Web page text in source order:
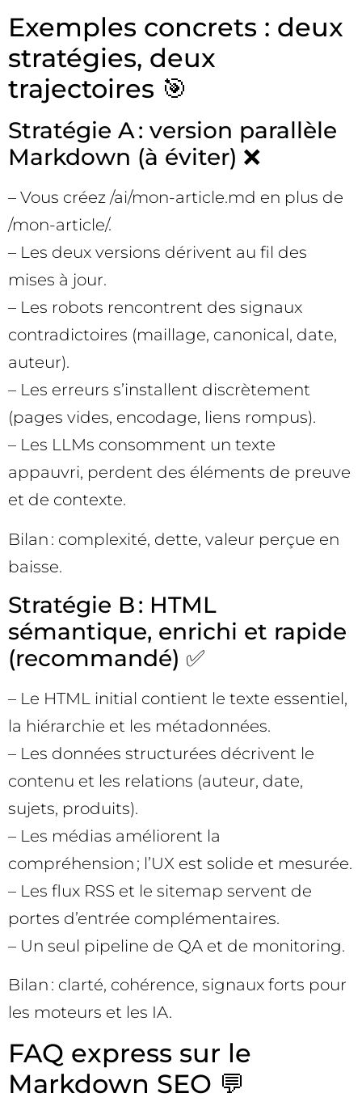
Exemples concrets : deux
stratégies, deux
trajectoires 🎯
Stratégie A : version parallèle
Markdown (à éviter) ❌
– Vous créez /ai/mon-article.md en plus de
/mon-article/.
– Les deux versions dérivent au fil des
mises à jour.
– Les robots rencontrent des signaux
contradictoires (maillage, canonical, date,
auteur).
– Les erreurs s’installent discrètement
(pages vides, encodage, liens rompus).
– Les LLMs consomment un texte
appauvri, perdent des éléments de preuve
et de contexte.
Bilan : complexité, dette, valeur perçue en
baisse.
Stratégie B : HTML
sémantique, enrichi et rapide
(recommandé) ✅
– Le HTML initial contient le texte essentiel,
la hiérarchie et les métadonnées.
– Les données structurées décrivent le
contenu et les relations (auteur, date,
sujets, produits).
– Les médias améliorent la
compréhension ; l’UX est solide et mesurée.
– Les flux RSS et le sitemap servent de
portes d’entrée complémentaires.
– Un seul pipeline de QA et de monitoring.
Bilan : clarté, cohérence, signaux forts pour
les moteurs et les IA.
FAQ express sur le
Markdown SEO 💬